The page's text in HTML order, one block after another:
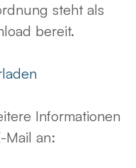
steht als
bereit.
Informationen
Mail an: